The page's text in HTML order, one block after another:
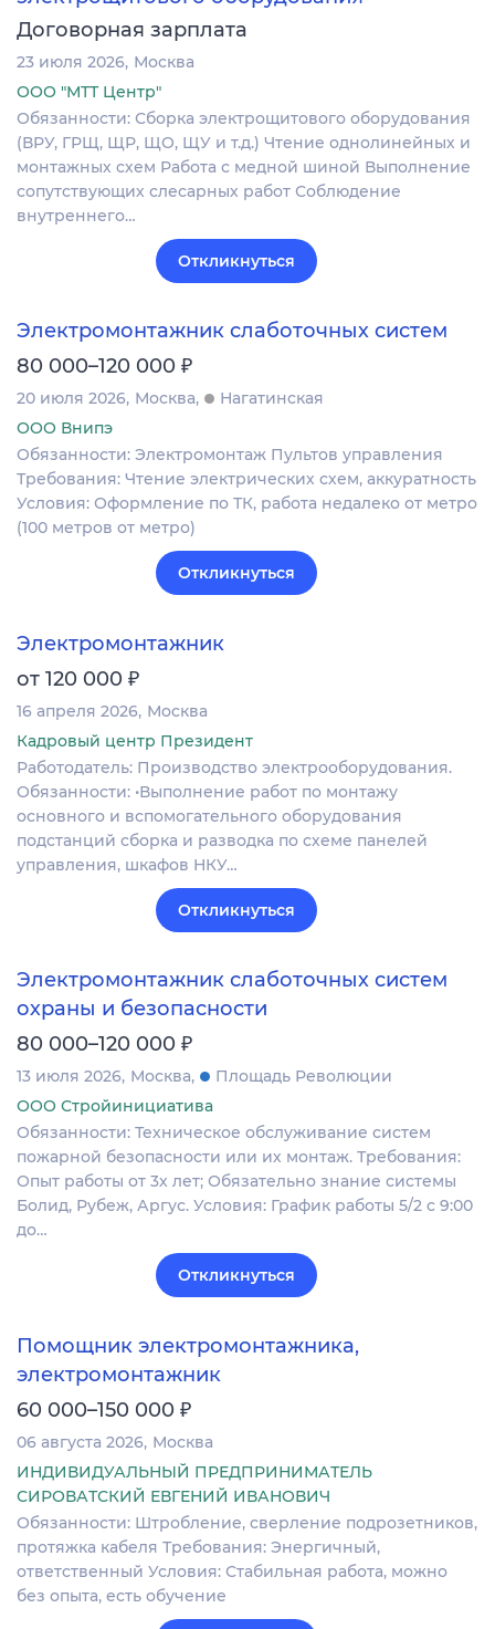
Договорная зарплата
23 июля 2026 Москва
ООО "МТТ Центр"
Обязанности: Сборка электрощитового оборудования
(ВРУ, ГРЩ, ЩР, ЩО, ЩУ и т.д.) Чтение однолинейных и
монтажных схем Работа с медной шиной Выполнение
сопутствующих слесарных работ Соблюдение
внутреннего…
Откликнуться
Электромонтажник слаботочных систем
80 000–120 000 ₽
20 июля 2026 Москва
Нагатинская
ООО Внипэ
Обязанности: Электромонтаж Пультов управления
Требования: Чтение электрических схем, аккуратность
Условия: Оформление по ТК, работа недалеко от метро
(100 метров от метро)
Откликнуться
Электромонтажник
от 120 000 ₽
16 апреля 2026 Москва
Кадровый центр Президент
Работодатель: Производство электрооборудования.
Обязанности: •Выполнение работ по монтажу
основного и вспомогательного оборудования
подстанций сборка и разводка по схеме панелей
управления, шкафов НКУ…
Откликнуться
Электромонтажник слаботочных систем
охраны и безопасности
80 000–120 000 ₽
13 июля 2026 Москва
Площадь Революции
ООО Стройинициатива
Обязанности: Техническое обслуживание систем
пожарной безопасности или их монтаж. Требования:
Опыт работы от 3х лет; Обязательно знание системы
Болид, Рубеж, Аргус. Условия: График работы 5/2 с 9:00
до…
Откликнуться
Помощник электромонтажника,
электромонтажник
60 000–150 000 ₽
06 августа 2026 Москва
ИНДИВИДУАЛЬНЫЙ ПРЕДПРИНИМАТЕЛЬ
СИРОВАТСКИЙ ЕВГЕНИЙ ИВАНОВИЧ
Обязанности: Штробление, сверление подрозетников,
протяжка кабеля Требования: Энергичный,
ответственный Условия: Стабильная работа, можно
без опыта, есть обучение